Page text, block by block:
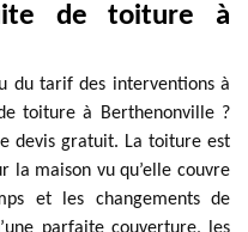
de toiture à
du tarif des interventions à
toiture à Berthenonville ?
devis gratuit. La toiture est
la maison vu qu’elle couvre
et les changements de